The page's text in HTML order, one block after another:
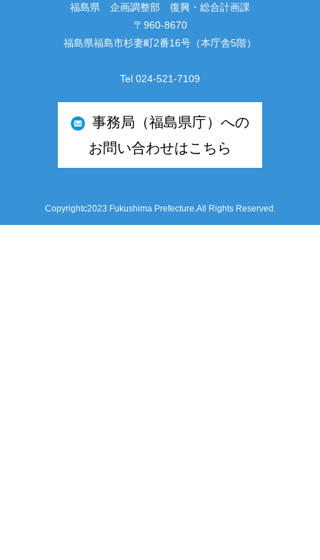
福島県 企画調整部 復興・総合計画課
〒960-8670
福島県福島市杉妻町2番16号（本庁舎5階）
Tel 024-521-7109
事務局（福島県庁）への
お問い合わせはこちら
Copyrightc2023 Fukushima Prefecture.All Rights Reserved.